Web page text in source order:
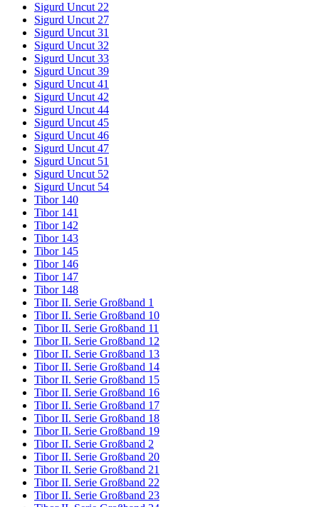
Sigurd Uncut 22
Sigurd Uncut 27
Sigurd Uncut 31
Sigurd Uncut 32
Sigurd Uncut 33
Sigurd Uncut 39
Sigurd Uncut 41
Sigurd Uncut 42
Sigurd Uncut 44
Sigurd Uncut 45
Sigurd Uncut 46
Sigurd Uncut 47
Sigurd Uncut 51
Sigurd Uncut 52
Sigurd Uncut 54
Tibor 140
Tibor 141
Tibor 142
Tibor 143
Tibor 145
Tibor 146
Tibor 147
Tibor 148
Tibor II. Serie Großband 1
Tibor II. Serie Großband 10
Tibor II. Serie Großband 11
Tibor II. Serie Großband 12
Tibor II. Serie Großband 13
Tibor II. Serie Großband 14
Tibor II. Serie Großband 15
Tibor II. Serie Großband 16
Tibor II. Serie Großband 17
Tibor II. Serie Großband 18
Tibor II. Serie Großband 19
Tibor II. Serie Großband 2
Tibor II. Serie Großband 20
Tibor II. Serie Großband 21
Tibor II. Serie Großband 22
Tibor II. Serie Großband 23